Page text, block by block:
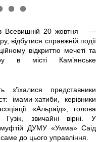
Всевишній 20 жовтня —
відбутися справжній події
відкриттю мечеті та
в місті Кам’янське
з’їхалися представники
імами-хатиби, керівники
«Альраід», голова
звичайні вірні. У
муфтій ДУМУ «Умма» Саід
до цього управління.